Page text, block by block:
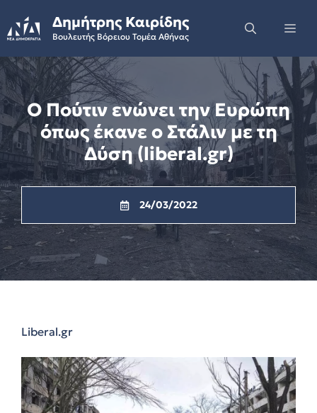
to
content
Δημήτρης Καιρίδης
Βουλευτής Βόρειου Τομέα Αθήνας
Ο Πούτιν ενώνει την Ευρώπη
όπως έκανε ο Στάλιν με τη
Δύση (liberal.gr)
24/03/2022
Liberal.gr